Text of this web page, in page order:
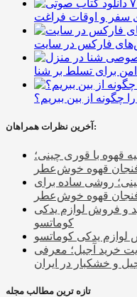
۷ کتاب صوتی برای تابستان ۱۴۰۴ +
سفر و اوقات فراغت
برای تسلط بر شنا
چگونه از بین ببریم؟
آخرین نظرات همراهان:
قهوه با قوری چینی؛
قهوه خوش‌عطر
روشی ساده برای
فنجان قهوه خوش‌عطر
و فروش لوازم یدکی
کوماتسو
یدکی کوماتسو
خرید آجیل؛ معرفی
تازه ترین مطالب مجله